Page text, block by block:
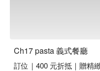
贴心提示：提供免费 Wi-Fi。
Ch17 pasta 義式餐廳
訂位｜400 元折抵｜贈精